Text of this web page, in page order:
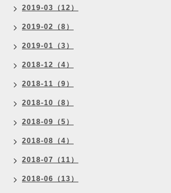
2019-03（12）
2019-02（8）
2019-01（3）
2018-12（4）
2018-11（9）
2018-10（8）
2018-09（5）
2018-08（4）
2018-07（11）
2018-06（13）